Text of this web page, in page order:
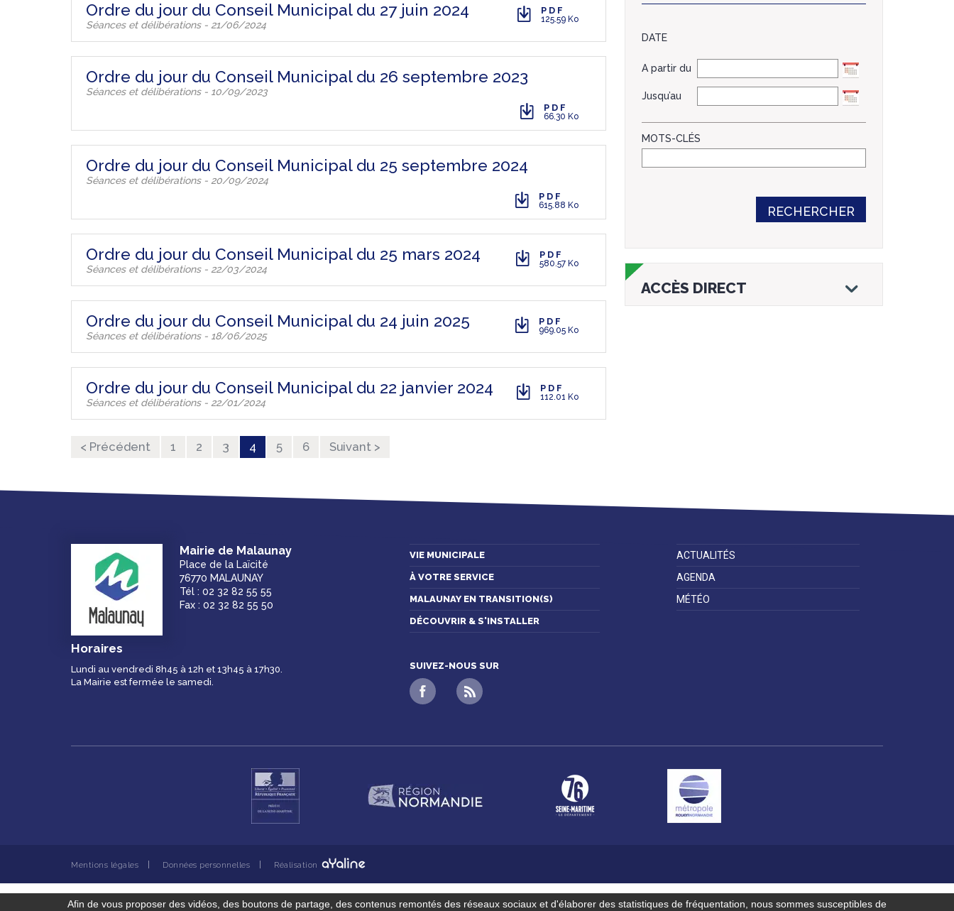
Ordre du jour du Conseil Municipal du 27 juin 2024
Séances et délibérations - 21/06/2024
PDF
125.59 Ko
Ordre du jour du Conseil Municipal du 26 septembre 2023
Séances et délibérations - 10/09/2023
PDF
66.30 Ko
Ordre du jour du Conseil Municipal du 25 septembre 2024
Séances et délibérations - 20/09/2024
PDF
615.88 Ko
Ordre du jour du Conseil Municipal du 25 mars 2024
Séances et délibérations - 22/03/2024
PDF
580.57 Ko
Ordre du jour du Conseil Municipal du 24 juin 2025
Séances et délibérations - 18/06/2025
PDF
969.05 Ko
Ordre du jour du Conseil Municipal du 22 janvier 2024
Séances et délibérations - 22/01/2024
PDF
112.01 Ko
< Précédent 1 2 3 4 5 6 Suivant >
DATE
A partir du
Jusqu’au
MOTS-CLÉS
RECHERCHER
ACCÈS DIRECT
participe !
d'urgence
Contactez-nous
Mairie de Malaunay
Place de la Laïcité
76770 MALAUNAY
Tél : 02 32 82 55 55
Fax : 02 32 82 55 50
Horaires
Lundi au vendredi 8h45 à 12h et 13h45 à 17h30.
La Mairie est fermée le samedi.
VIE MUNICIPALE
À VOTRE SERVICE
MALAUNAY EN TRANSITION(S)
DÉCOUVRIR & S'INSTALLER
SUIVEZ-NOUS SUR
ACTUALITÉS
AGENDA
MÉTÉO
Mentions légales Données personnelles Réalisation
Afin de vous proposer des vidéos, des boutons de partage, des contenus remontés des réseaux sociaux et d'élaborer des statistiques de fréquentation, nous sommes susceptibles de